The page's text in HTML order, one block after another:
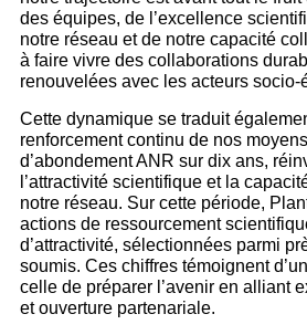
des équipes, de l’excellence
notre réseau et de notre capacité
à faire vivre des collaborations
renouvelées avec les acteurs socio-
Cette dynamique se traduit
renforcement continu de nos
d’abondement ANR sur dix ans,
l’attractivité scientifique et la
notre réseau. Sur cette période,
actions de ressourcement
d’attractivité, sélectionnées parmi
soumis. Ces chiffres témoignent
celle de préparer l’avenir en alliant
et ouverture partenariale.